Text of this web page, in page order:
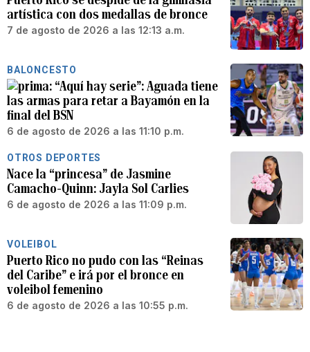
artística con dos medallas de bronce
7 de agosto de 2026 a las 12:13 a.m.
BALONCESTO
“Aquí hay serie”: Aguada tiene
las armas para retar a Bayamón en la
final del BSN
6 de agosto de 2026 a las 11:10 p.m.
OTROS DEPORTES
Nace la “princesa” de Jasmine
Camacho-Quinn: Jayla Sol Carlies
6 de agosto de 2026 a las 11:09 p.m.
VOLEIBOL
Puerto Rico no pudo con las “Reinas
del Caribe” e irá por el bronce en
voleibol femenino
6 de agosto de 2026 a las 10:55 p.m.